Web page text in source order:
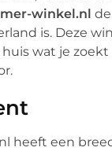
winkel.nl
is. Deze
wat je
heeft een